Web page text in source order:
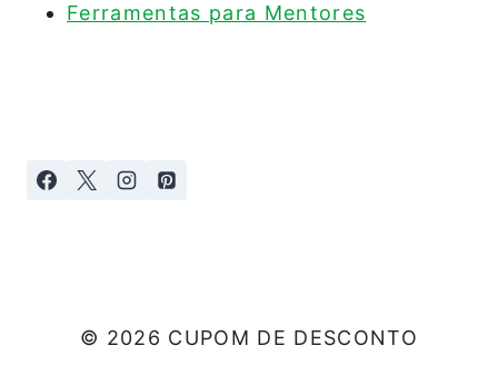
Ferramentas para Mentores
© 2026 CUPOM DE DESCONTO